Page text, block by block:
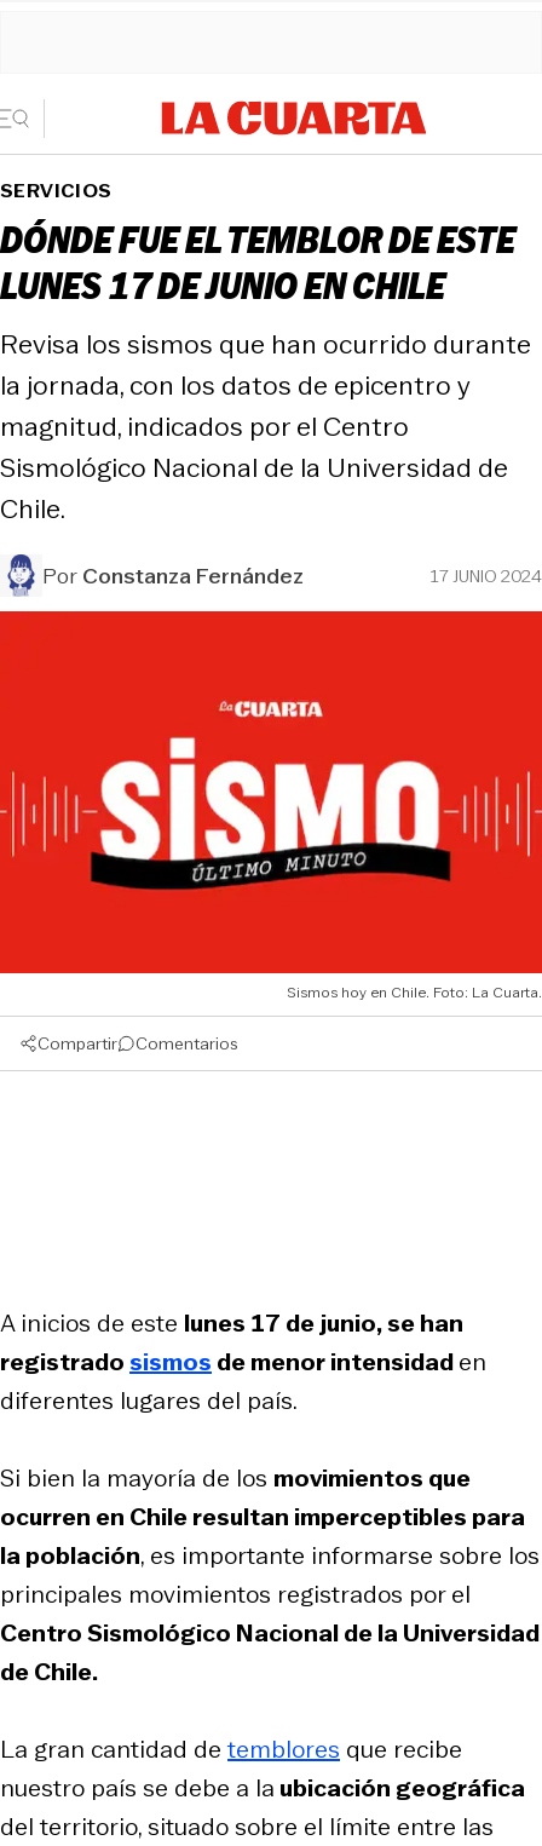
SERVICIOS
DÓNDE FUE EL TEMBLOR DE ESTE
LUNES 17 DE JUNIO EN CHILE
Revisa los sismos que han ocurrido durante
la jornada, con los datos de epicentro y
magnitud, indicados por el Centro
Sismológico Nacional de la Universidad de
Chile.
PorConstanza Fernández 17 JUNIO 2024
Sismos hoy en Chile. Foto: La Cuarta.
Compartir Comentarios
A inicios de este lunes 17 de junio, se han
registradosismos de menor intensidaden
diferentes lugares del país.
Si bien la mayoría de los movimientos que
ocurren en Chile resultan imperceptibles para
la población, es importante informarse sobre los
principales movimientos registrados por el
Centro Sismológico Nacional de la Universidad
de Chile.
La gran cantidad detemblores que recibe
nuestro país se debe a la ubicación geográfica
del territorio, situado sobre el límite entre las